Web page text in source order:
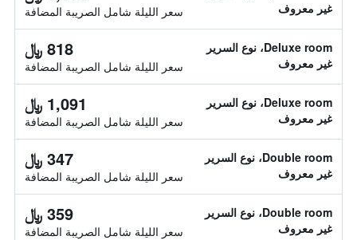
غير معروف
سعر الليلة شامل الصريبة المضافة
Deluxe room، نوع السرير
غير معروف
818 ﷼
سعر الليلة شامل الصريبة المضافة
Deluxe room، نوع السرير
غير معروف
1,091 ﷼
سعر الليلة شامل الصريبة المضافة
Double room، نوع السرير
غير معروف
347 ﷼
سعر الليلة شامل الصريبة المضافة
Double room، نوع السرير
غير معروف
359 ﷼
سعر الليلة شامل الصريبة المضافة